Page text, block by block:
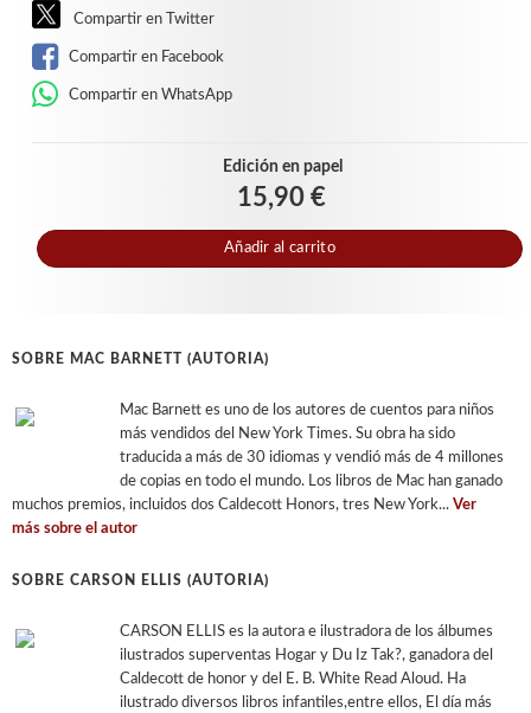
Compartir en Twitter
Compartir en Facebook
Compartir en WhatsApp
Edición en papel
15,90 €
Añadir al carrito
SOBRE MAC BARNETT (AUTORIA)
Mac Barnett es uno de los autores de cuentos para niños
más vendidos del New York Times. Su obra ha sido
traducida a más de 30 idiomas y vendió más de 4 millones
de copias en todo el mundo. Los libros de Mac han ganado
muchos premios, incluidos dos Caldecott Honors, tres New York... Ver
más sobre el autor
SOBRE CARSON ELLIS (AUTORIA)
CARSON ELLIS es la autora e ilustradora de los álbumes
ilustrados superventas Hogar y Du Iz Tak?, ganadora del
Caldecott de honor y del E. B. White Read Aloud. Ha
ilustrado diversos libros infantiles,entre ellos, El día más